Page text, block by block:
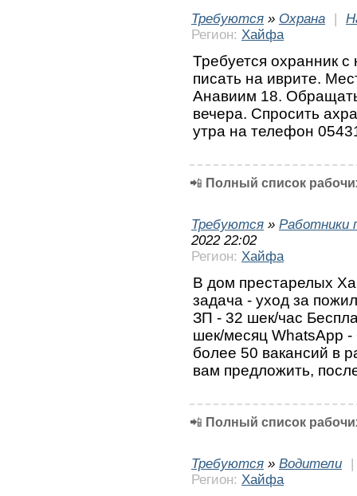
Требуются » Охрана |
Регион: Хайфа
Требуется охранник
писать на иврите.
Анавиим 18.
вечера. Спросить
утра на телефон
📲 Полный список
Требуются » Работники
2022 22:02
Регион: Хайфа
В дом престарелых
задача - уход за
ЗП - 32 шек/час
шек/месяц WhatsApp -
более 50 вакансий в
вам предложить,
📲 Полный список
Требуются » Водители
|
Регион: Хайфа